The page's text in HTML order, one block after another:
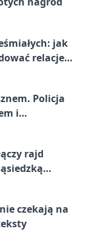
jak
relacje z
Policja
i
rajd
czekają na